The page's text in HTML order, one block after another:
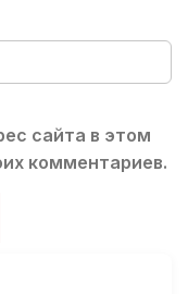
сайта в этом
комментариев.